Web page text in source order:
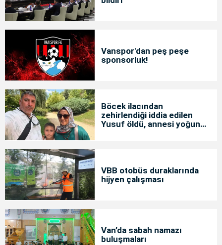
Vanspor'dan peş peşe
sponsorluk!
Böcek ilacından
zehirlendiği iddia edilen
Yusuf öldü, annesi yoğun
VBB otobüs duraklarında
hijyen çalışması
Van’da sabah namazı
buluşmaları